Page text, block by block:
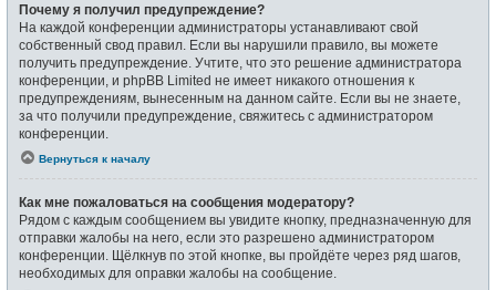
Почему я получил предупреждение?
На каждой конференции администраторы устанавливают свой
собственный свод правил. Если вы нарушили правило, вы можете
получить предупреждение. Учтите, что это решение администратора
конференции, и phpBB Limited не имеет никакого отношения к
предупреждениям, вынесенным на данном сайте. Если вы не знаете,
за что получили предупреждение, свяжитесь с администратором
конференции.
Вернуться к началу
Как мне пожаловаться на сообщения модератору?
Рядом с каждым сообщением вы увидите кнопку, предназначенную для
отправки жалобы на него, если это разрешено администратором
конференции. Щёлкнув по этой кнопке, вы пройдёте через ряд шагов,
необходимых для оправки жалобы на сообщение.